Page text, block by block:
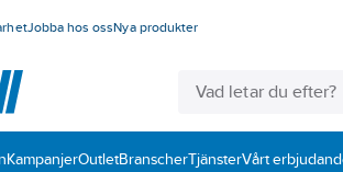
Jobba hos ossNya produkter
KampanjerOutletBranscherTjänsterVårt